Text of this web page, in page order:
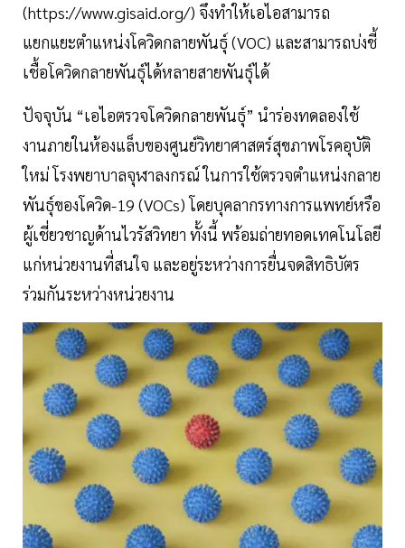
(https://www.gisaid.org/) จึงทำให้เอไอสามารถ
แยกแยะตำแหน่งโควิดกลายพันธุ์ (VOC) และสามารถบ่งชี้
เชื้อโควิดกลายพันธุ์ได้หลายสายพันธุ์ได้
ปัจจุบัน “เอไอตรวจโควิดกลายพันธุ์” นำร่องทดลองใช้
งานภายในห้องแล็บของศูนย์วิทยาศาสตร์สุขภาพโรคอุบัติ
ใหม่ โรงพยาบาลจุฬาลงกรณ์ ในการใช้ตรวจตำแหน่งกลาย
พันธุ์ของโควิด-19 (VOCs) โดยบุคลากรทางการแพทย์หรือ
ผู้เชี่ยวชาญด้านไวรัสวิทยา ทั้งนี้ พร้อมถ่ายทอดเทคโนโลยี
แก่หน่วยงานที่สนใจ และอยู่ระหว่างการยื่นจดสิทธิบัตร
ร่วมกันระหว่างหน่วยงาน